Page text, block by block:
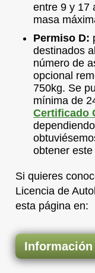
entre 9 y 17
masa
Permiso D:
destinados
número de
opcional
750kg. Se
mínima de
Certificado
obtener
Si quieres
Licencia de
esta página en: